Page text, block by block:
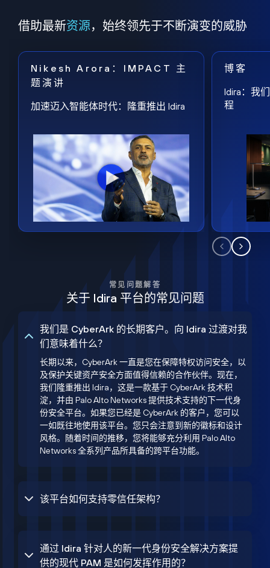
借助最新资源，始终领先于不断演变的威胁
Nikesh Arora：IMPACT 主
题演讲
加速迈入智能体时代：隆重推出 Idira
博客
Idira：我
程
常见问题解答
关于 Idira 平台的常见问题
我们是 CyberArk 的长期客户。向 Idira 过渡对我
们意味着什么？
长期以来，CyberArk 一直是您在保障特权访问安全，以
及保护关键资产安全方面值得信赖的合作伙伴。现在，
我们隆重推出 Idira，这是一款基于 CyberArk 技术积
淀，并由 Palo Alto Networks 提供技术支持的下一代身
份安全平台。如果您已经是 CyberArk 的客户，您可以
一如既往地使用该平台。您只会注意到新的徽标和设计
风格。随着时间的推移，您将能够充分利用 Palo Alto
Networks 全系列产品所具备的跨平台功能。
该平台如何支持零信任架构？
通过 Idira 针对人的新一代身份安全解决方案提
供的现代 PAM 是如何发挥作用的？